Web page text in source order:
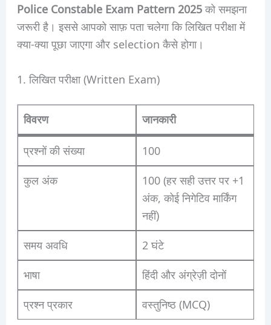
Police Constable Exam Pattern 2025को समझना
जरूरी है। इससे आपको साफ़ पता चलेगा कि लिखित परीक्षा में
क्या-क्या पूछा जाएगा और selection कैसे होगा।
1. लिखित परीक्षा (Written Exam)
विवरण जानकारी
प्रश्नों की संख्या 100
कुल अंक
100 (हर सही उत्तर पर +1
अंक, कोई निगेटिव मार्किंग
नहीं)
समय अवधि 2 घंटे
भाषा हिंदी और अंग्रेज़ी दोनों
प्रश्न प्रकार वस्तुनिष्ठ (MCQ)